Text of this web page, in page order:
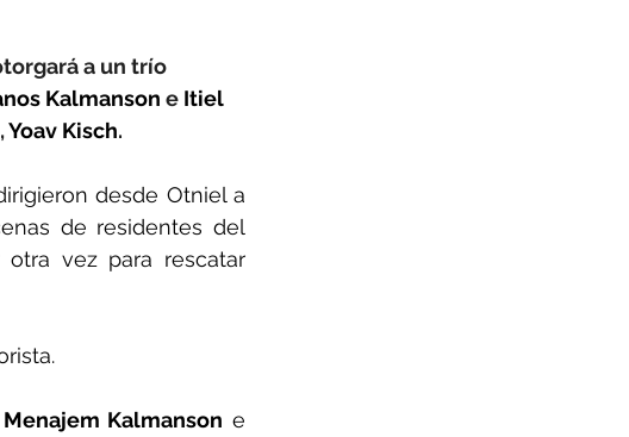
a un trío
Kalmanson e Itiel
Yoav Kisch.
desde Otniel a
vez para rescatar
Menajem Kalmanson